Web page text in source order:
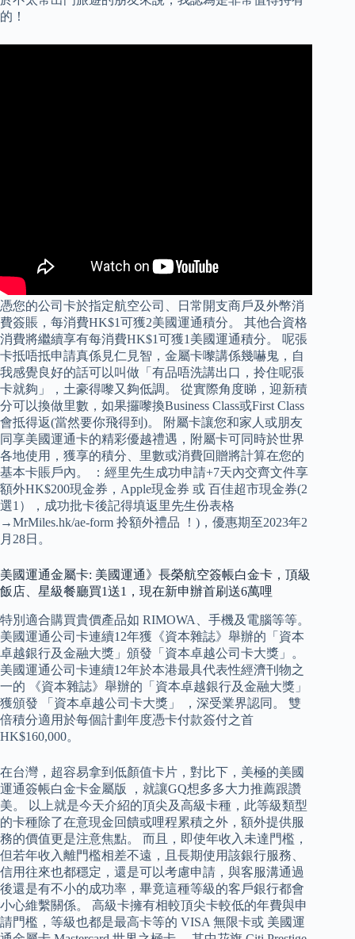
的！
憑您的公司卡於指定航空公司、日常開支商戶及外幣消
費簽賬，每消費HK$1可獲2美國運通積分。 其他合資格
消費將繼續享有每消費HK$1可獲1美國運通積分。 呢張
卡抵唔抵申請真係見仁見智，金屬卡嚟講係幾嚇鬼，自
我感覺良好的話可以叫做「有品唔洗講出口，拎住呢張
卡就夠」，土豪得嚟又夠低調。 從實際角度睇，迎新積
分可以換做里數，如果攞嚟換Business Class或First Class
會抵得返(當然要你飛得到)。 附屬卡讓您和家人或朋友
同享美國運通卡的精彩優越禮遇，附屬卡可同時於世界
各地使用，獲享的積分、里數或消費回贈將計算在您的
基本卡賬戶內。 ：經里先生成功申請+7天內交齊文件享
額外HK$200現金券，Apple現金券 或 百佳超市現金券(2
選1），成功批卡後記得填返里先生份表格
→MrMiles.hk/ae-form 拎額外禮品 ！)，優惠期至2023年2
月28日。
美國運通金屬卡: 美國運通》長榮航空簽帳白金卡，頂級
飯店、星級餐廳買1送1，現在新申辦首刷送6萬哩
特別適合購買貴價產品如 RIMOWA、手機及電腦等等。
美國運通公司卡連續12年獲《資本雜誌》舉辦的「資本
卓越銀行及金融大獎」頒發「資本卓越公司卡大獎」。
美國運通公司卡連續12年於本港最具代表性經濟刊物之
一的 《資本雜誌》舉辦的「資本卓越銀行及金融大獎」
獲頒發 「資本卓越公司卡大獎」 ，深受業界認同。 雙
倍積分適用於每個計劃年度憑卡付款簽付之首
HK$160,000。
在台灣，超容易拿到低顏值卡片，對比下，美極的美國
運通簽帳白金卡金屬版 ，就讓GQ想多多大力推薦跟讚
美。 以上就是今天介紹的頂尖及高級卡種，此等級類型
的卡種除了在意現金回饋或哩程累積之外，額外提供服
務的價值更是注意焦點。 而且，即使年收入未達門檻，
但若年收入離門檻相差不遠，且長期使用該銀行服務、
信用往來也都穩定，還是可以考慮申請，與客服溝通過
後還是有不小的成功率，畢竟這種等級的客戶銀行都會
小心維繫關係。 高級卡擁有相較頂尖卡較低的年費與申
請門檻，等級也都是最高卡等的 VISA 無限卡或 美國運